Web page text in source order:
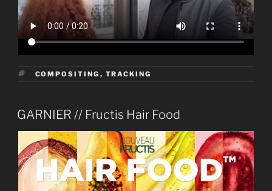
ÉTIQUETTES
COMPOSITING , TRACKING
PUBLIÉ
LE
GARNIER // Fructis Hair Food